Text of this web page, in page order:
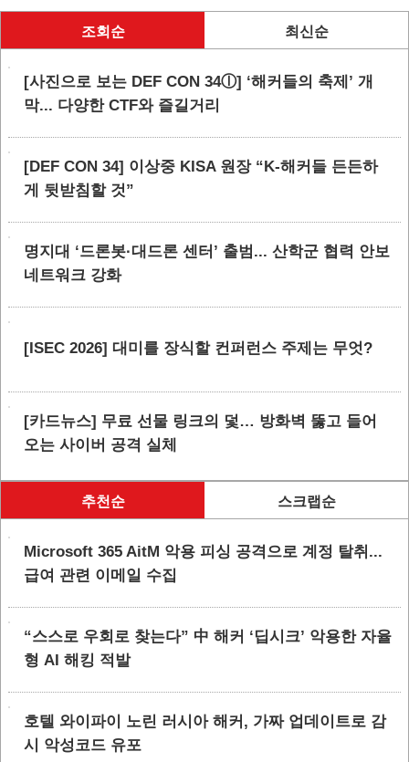
조회순 최신순
[사진으로 보는 DEF CON 34ⓛ] ‘해커들의 축제’ 개
막... 다양한 CTF와 즐길거리
[DEF CON 34] 이상중 KISA 원장 “K-해커들 든든하
게 뒷받침할 것”
명지대 ‘드론봇·대드론 센터’ 출범... 산학군 협력 안보
네트워크 강화
[ISEC 2026] 대미를 장식할 컨퍼런스 주제는 무엇?
[카드뉴스] 무료 선물 링크의 덫… 방화벽 뚫고 들어
오는 사이버 공격 실체
추천순 스크랩순
Microsoft 365 AitM 악용 피싱 공격으로 계정 탈취...
급여 관련 이메일 수집
“스스로 우회로 찾는다” 中 해커 ‘딥시크’ 악용한 자율
형 AI 해킹 적발
호텔 와이파이 노린 러시아 해커, 가짜 업데이트로 감
시 악성코드 유포